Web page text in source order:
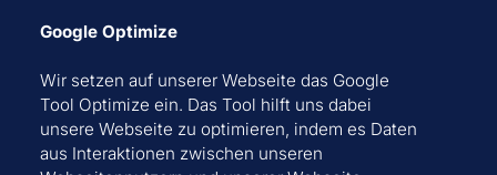
Google Optimize
Wir setzen auf unserer Webseite das Google
Tool Optimize ein. Das Tool hilft uns dabei
unsere Webseite zu optimieren, indem es Daten
aus Interaktionen zwischen unseren